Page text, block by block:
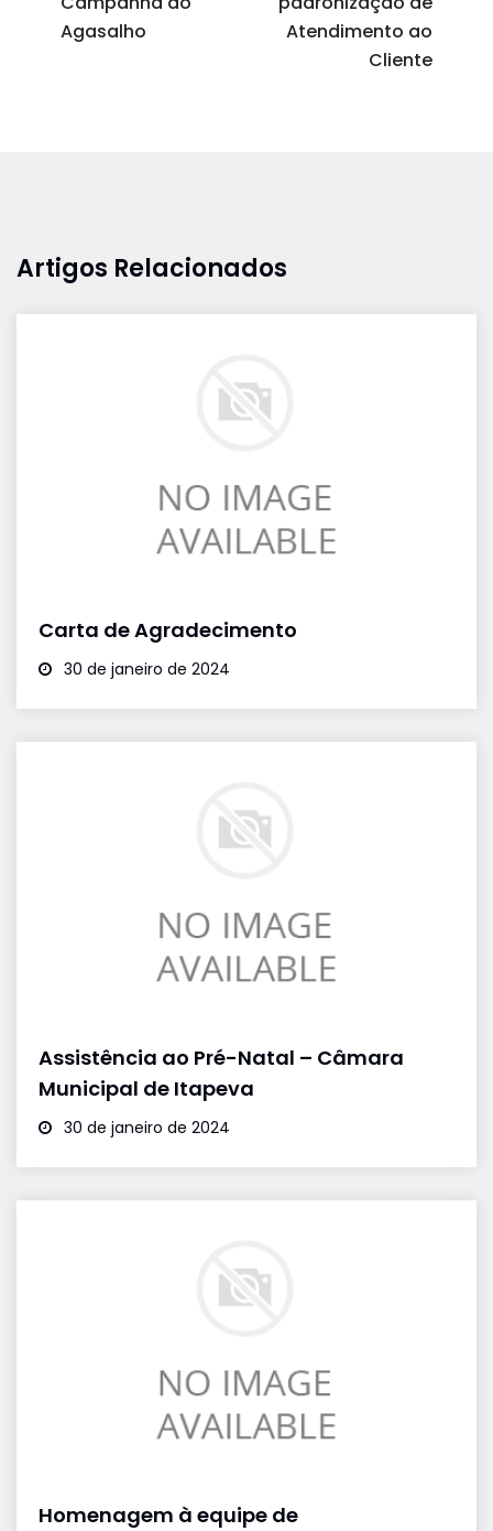
Agasalho
Atendimento ao
Cliente
Artigos Relacionados
Carta de Agradecimento
30 de janeiro de 2024
Assistência ao Pré-Natal – Câmara
Municipal de Itapeva
30 de janeiro de 2024
Homenagem à equipe de